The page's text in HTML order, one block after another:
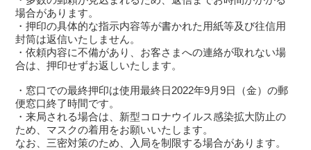
場合があります。
・押印の具体的な指示内容等が書かれた用紙等及び往信用
封筒は返信いたしません。
・依頼内容に不備があり、お客さまへの連絡が取れない場
合は、押印せずお返しいたします。
・窓口での最終押印は使用最終日2022年9月9日（金）の郵
便窓口終了時間です。
・来局される場合は、新型コロナウイルス感染拡大防止の
ため、マスクの着用をお願いいたします。
なお、三密対策のため、入局を制限する場合があります。